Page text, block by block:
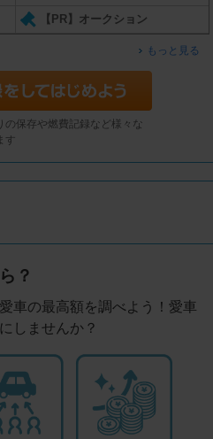
【PR】オークション
もっと見る
の保存や燃費記録など様々な
す
？
車の最高額を調べよう！愛車
しませんか？